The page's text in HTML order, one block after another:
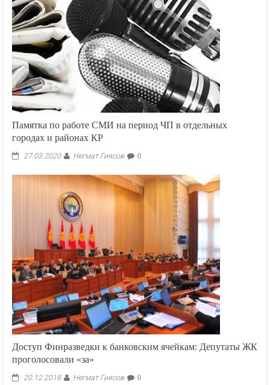
в
Москве
Памятка по работе СМИ на период ЧП в отдельных
городах и районах КР
27.03.2020 Негмат Гиясов 0
Доступ Финразведки к банковским ячейкам: Депутаты ЖК
проголосовали «за»
20.12.2018 Негмат Гиясов 0